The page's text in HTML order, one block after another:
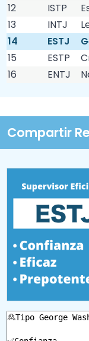
12
ISTP
13
INTJ
14
ESTJ
15
ESTP
16
ENTJ
Compartir